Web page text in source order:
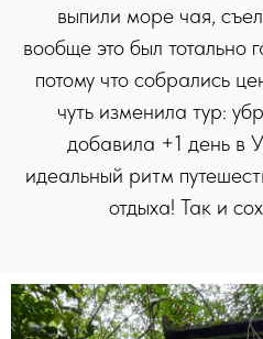
выпили море чая,
вообще это был тотально
потому что собрались
чуть изменила тур:
добавила +1 день в
идеальный ритм
отдыха! Так и